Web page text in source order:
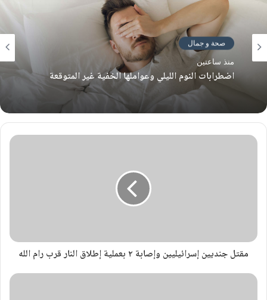
صحة و جمال
منذ ساعتين
اضطرابات النوم الليلي وعواملها الخفية غير المتوقعة
مقتل جنديين إسرائيليين وإصابة ٢ بعملية إطلاق النار قرب رام الله